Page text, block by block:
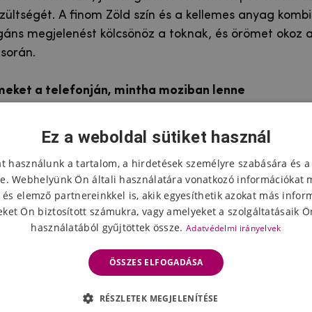
A finom Zöld szín és a kellemes anyag
megjelenést kölcsönöz a toknak, és örömet okoz a
a telefonján, mintha moziban lenne
kijelzői erre kifejezetten ösztönöznek. A Nokia 5.3
a gyorsan állványként is használható tokjával új
a multimédiás tartalmak megtekintése terén.
biztonsága az első helyen
tok minden oldalról védi a Nokia 5.3 készülékét,
vagy szennyeződését a telefon használata közben. A
üveg tökéletes védelmet biztosít a kijelzőnek abban
állapotban kiesik a kezedből.
Ez a weboldal sütiket használ
használunk a tartalom, a hirdetések személyre szabására és
Webhelyünk Ön általi használatára vonatkozó információkat
elemző partnereinkkel is, akik egyesíthetik azokat más
Ön biztosított számukra, vagy amelyeket a szolgáltatásaik
használatából gyűjtöttek össze. Adatvédelmi irányelvek
ÖSSZES ELFOGADÁSA
RÉSZLETEK MEGJELENÍTÉSE